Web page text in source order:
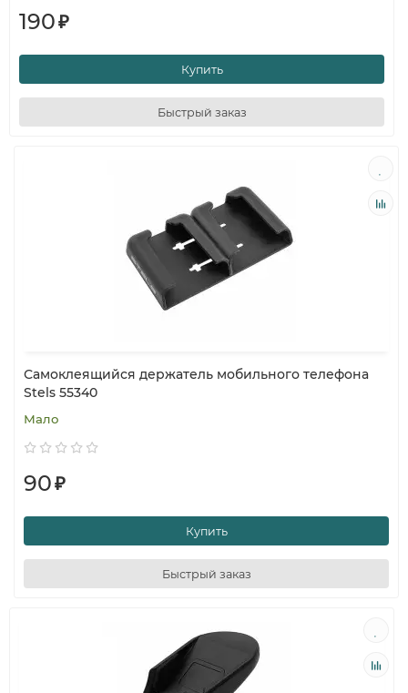
190₽
Купить
Быстрый заказ
Самоклеящийся держатель мобильного телефона
Stels 55340
Мало
90₽
Купить
Быстрый заказ